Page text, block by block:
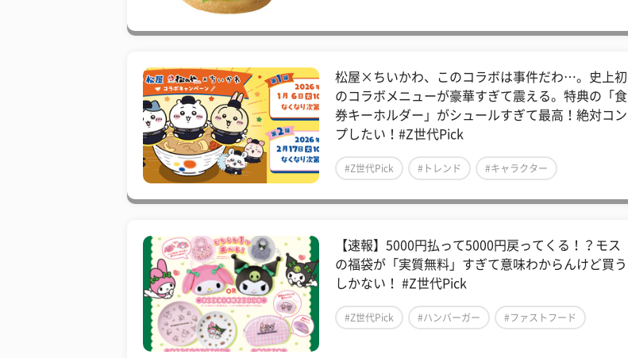
松屋×ちいかわ、このコラボは事件だわ…。史上初
のコラボメニューが豪華すぎて震える。特典の「食
券キーホルダー」がシュールすぎて最高！絶対コン
プしたい！#Z世代Pick
#Z世代Pick #トレンド #キャラクター
【速報】5000円払って5000円戻ってくる！？モス
の福袋が「実質無料」すぎて意味わからんけど買う
しかない！ #Z世代Pick
#Z世代Pick #ハンバーガー #ファストフード